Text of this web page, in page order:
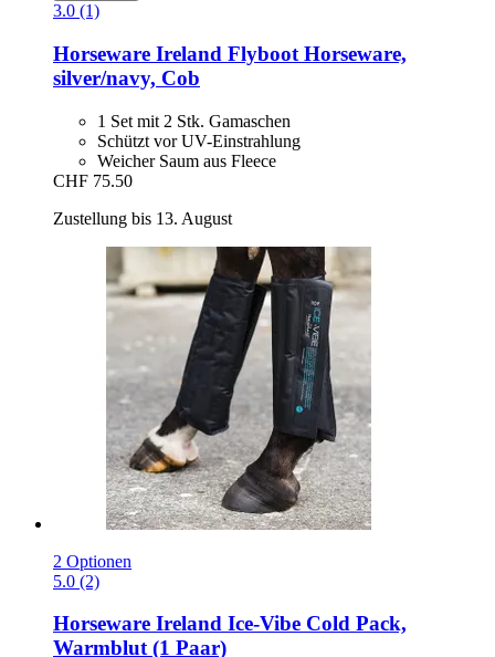
3.0 (1)
Horseware Ireland Flyboot Horseware,
silver/navy, Cob
1 Set mit 2 Stk. Gamaschen
Schützt vor UV-Einstrahlung
Weicher Saum aus Fleece
CHF 75.50
Zustellung bis 13. August
2 Optionen
5.0 (2)
Horseware Ireland Ice-​Vibe Cold Pack,
Warmblut (1 Paar)